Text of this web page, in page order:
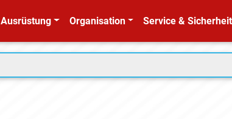
Ausrüstung Organisation Service & Sicherheit